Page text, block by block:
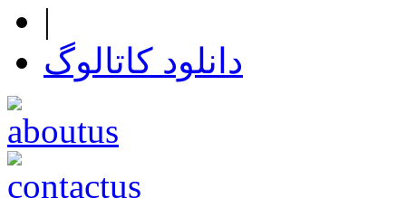
|
دانلود کاتالوگ